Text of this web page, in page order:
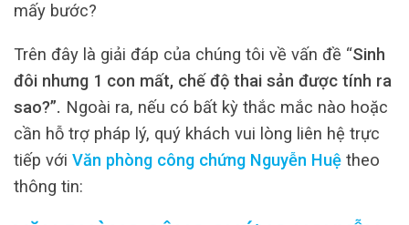
mấy bước?
Trên đây là giải đáp của chúng tôi về vấn đề “Sinh
đôi nhưng 1 con mất, chế độ thai sản được tính ra
sao?”. Ngoài ra, nếu có bất kỳ thắc mắc nào hoặc
cần hỗ trợ pháp lý, quý khách vui lòng liên hệ trực
tiếp với Văn phòng công chứng Nguyễn Huệ theo
thông tin: